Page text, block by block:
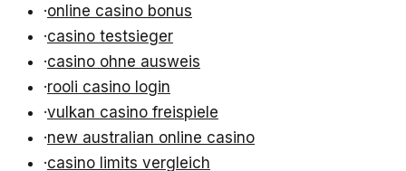
·online casino bonus
·casino testsieger
·casino ohne ausweis
·rooli casino login
·vulkan casino freispiele
·new australian online casino
·casino limits vergleich